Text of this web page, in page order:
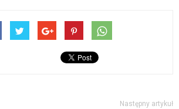
Następny artykuł